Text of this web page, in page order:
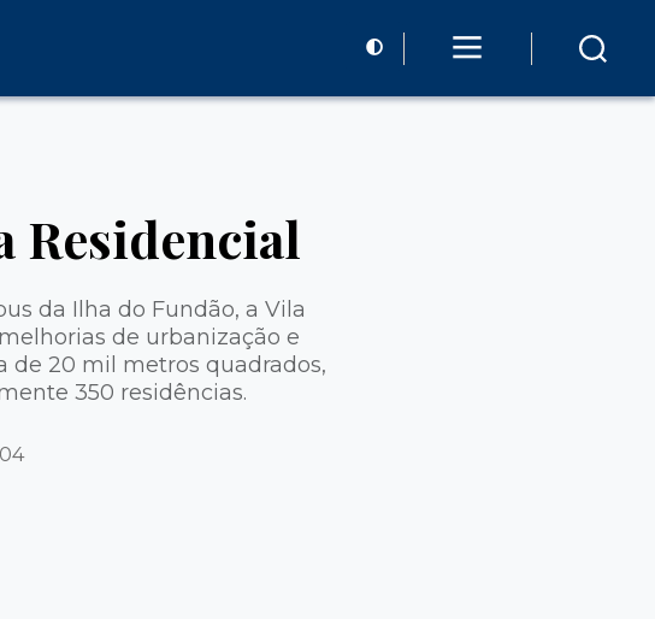
Residencial
da Ilha do Fundão, a Vila
de urbanização e
de 20 mil metros quadrados,
350 residências.